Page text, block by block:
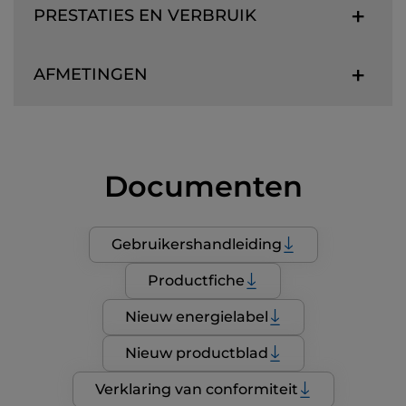
PRESTATIES EN VERBRUIK
AFMETINGEN
Documenten
Gebruikershandleiding
Productfiche
Nieuw energielabel
Nieuw productblad
Verklaring van conformiteit